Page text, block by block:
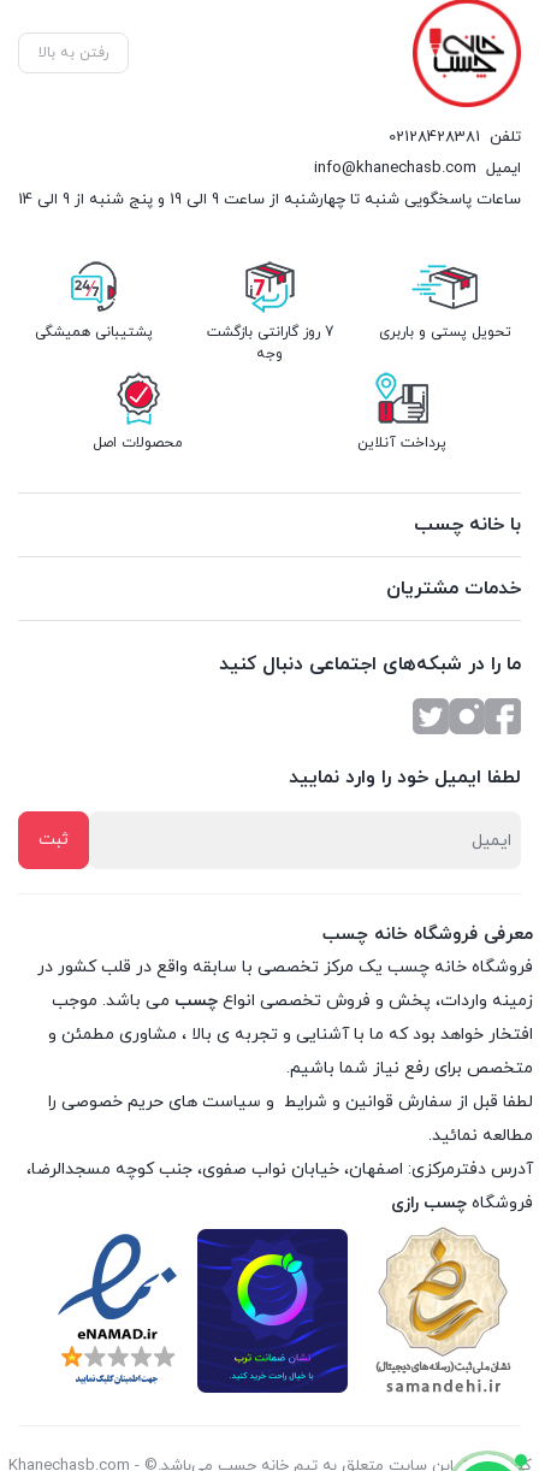
رفتن به بالا
تلفن 02128428381
ایمیل info@khanechasb.com
ساعات پاسخگویی شنبه تا چهارشنبه از ساعت 9 الی 19 و پنج شنبه از 9 الی 14
تحویل پستی و باربری
7 روز گارانتی بازگشت
وجه
پشتیبانی همیشگی
پرداخت آنلاین محصولات اصل
با خانه چسب
خدمات مشتریان
ما را در شبکه‌های اجتماعی دنبال کنید
لطفا ایمیل خود را وارد نمایید
معرفی فروشگاه خانه چسب
فروشگاه خانه چسب یک مرکز تخصصی با سابقه واقع در قلب کشور در
زمینه واردات، پخش و فروش تخصصی انواع چسب می باشد. موجب
افتخار خواهد بود که ما با آشنایی و تجربه ی بالا ، مشاوری مطمئن و
متخصص برای رفع نیاز شما باشیم.
لطفا قبل از سفارش قوانین و شرایط و سیاست های حریم خصوصی را
مطالعه نمائید.
آدرس دفترمرکزی: اصفهان، خیابان نواب صفوی، جنب کوچه مسجدالرضا،
فروشگاه چسب رازی
کليه حقوق اين سايت متعلق به تیم خانه چسب می‌باشد.© Khanechasb.com -